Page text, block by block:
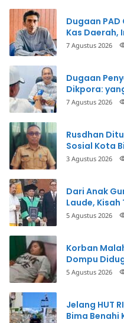
Dugaan
Kas Daerah,
Terkait
7 Agustus 2026
Dugaan
Dikpora:
7 Agustus 2026
Rusdhan
Sosial Kota
3 Agustus 2026
Dari Anak
Laude,
5 Agustus 2026
Korban
Dompu
5 Agustus 2026
Jelang HUT
Bima Benahi